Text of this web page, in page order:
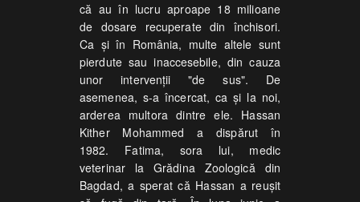
că au în lucru aproape 18 milioane
de dosare recuperate din închisori.
Ca şi în România, multe altele sunt
pierdute sau inaccesebile, din cauza
unor intervenţii "de sus". De
asemenea, s-a încercat, ca şi la noi,
arderea multora dintre ele. Hassan
Kither Mohammed a dispărut în
1982. Fatima, sora lui, medic
veterinar la Grădina Zoologică din
Bagdad, a sperat că Hassan a reuşit